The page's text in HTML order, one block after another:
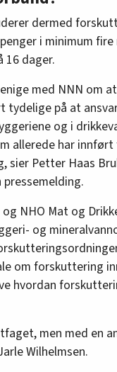
1. april 2027.
hvordan
og omfang. Som
utover
til å
forskuttering av
dermed
i minimum
16 dager.
med NNN om
på at
og i
allerede har
sier Petter Haas
pressemelding.
NHO Mat og
og
om forskuttering
hvordan
men med en
Wilhelmsen.